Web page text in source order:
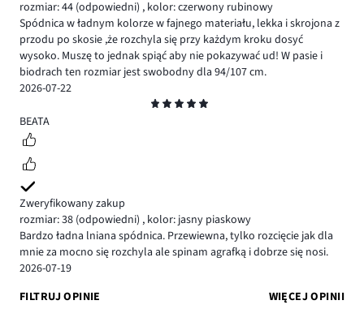
rozmiar: 44 (odpowiedni) , kolor: czerwony rubinowy
Spódnica w ładnym kolorze w fajnego materiału, lekka i skrojona z
przodu po skosie ,że rozchyla się przy każdym kroku dosyć
wysoko. Muszę to jednak spiąć aby nie pokazywać ud! W pasie i
biodrach ten rozmiar jest swobodny dla 94/107 cm.
2026-07-22
5
BEATA
Zweryfikowany zakup
rozmiar: 38 (odpowiedni) , kolor: jasny piaskowy
Bardzo ładna lniana spódnica. Przewiewna, tylko rozcięcie jak dla
mnie za mocno się rozchyla ale spinam agrafką i dobrze się nosi.
2026-07-19
FILTRUJ OPINIE
WIĘCEJ OPINII